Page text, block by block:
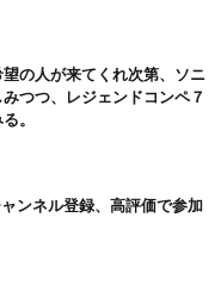
の人が来てくれ次第、ソニ
つつ、レジェンドコンペ７
。
ンネル登録、高評価で参加